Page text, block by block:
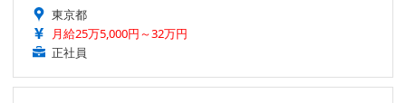
東京都
月給25万5,000円～32万円
正社員